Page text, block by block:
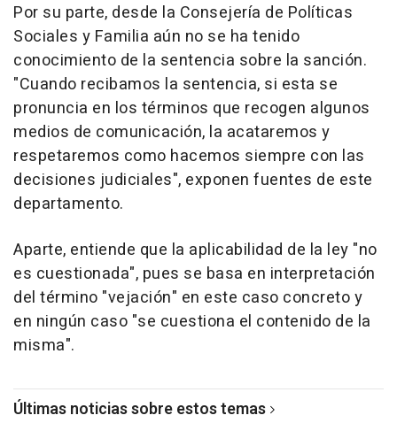
Por su parte, desde la Consejería de Políticas
Sociales y Familia aún no se ha tenido
conocimiento de la sentencia sobre la sanción.
"Cuando recibamos la sentencia, si esta se
pronuncia en los términos que recogen algunos
medios de comunicación, la acataremos y
respetaremos como hacemos siempre con las
decisiones judiciales", exponen fuentes de este
departamento.
Aparte, entiende que la aplicabilidad de la ley "no
es cuestionada", pues se basa en interpretación
del término "vejación" en este caso concreto y
en ningún caso "se cuestiona el contenido de la
misma".
Últimas noticias sobre estos temas